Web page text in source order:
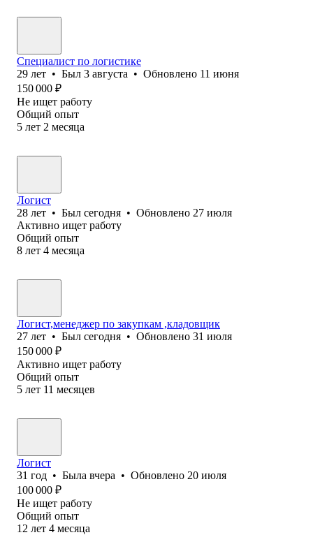
Специалист по логистике
29 лет • Был 3 августа • Обновлено 11 июня
150 000 ₽
Не ищет работу
Общий опыт
5 лет 2 месяца
Логист
28 лет • Был сегодня • Обновлено 27 июля
Активно ищет работу
Общий опыт
8 лет 4 месяца
Логист,менеджер по закупкам ,кладовщик
27 лет • Был сегодня • Обновлено 31 июля
150 000 ₽
Активно ищет работу
Общий опыт
5 лет 11 месяцев
Логист
31 год • Была вчера • Обновлено 20 июля
100 000 ₽
Не ищет работу
Общий опыт
12 лет 4 месяца